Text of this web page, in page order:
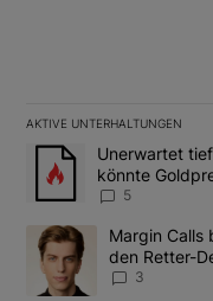
AKTIVE UNTERHALTUNGEN
Das Folgende ist eine
Ein Trendartikel mit
Unerwartet
könnte
5
Ein Trendartikel mit
Margin Calls
den Retter-
3